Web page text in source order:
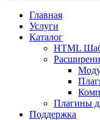
Главная
Услуги
Каталог
HTML
Плагины
Поддержка